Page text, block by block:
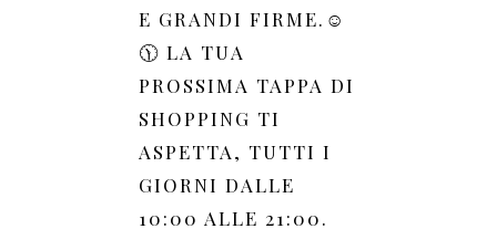
E GRANDI FIRME.☺️
🕦 LA TUA
PROSSIMA TAPPA DI
SHOPPING TI
ASPETTA, TUTTI I
GIORNI DALLE
10:00 ALLE 21:00.